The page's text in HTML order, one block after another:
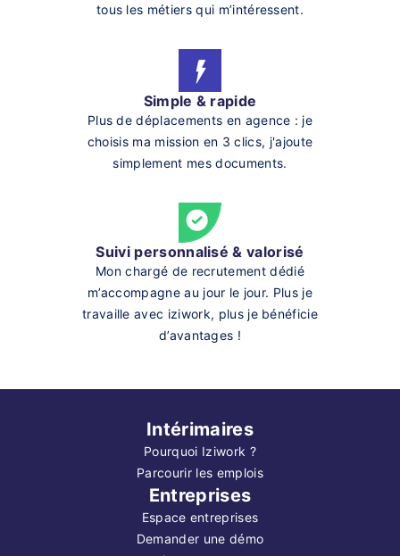
tous les métiers qui m’intéressent.
Simple & rapide
Plus de déplacements en agence : je
choisis ma mission en 3 clics, j'ajoute
simplement mes documents.
Suivi personnalisé & valorisé
Mon chargé de recrutement dédié
m’accompagne au jour le jour. Plus je
travaille avec iziwork, plus je bénéficie
d’avantages !
Intérimaires
Pourquoi Iziwork ?
Parcourir les emplois
Entreprises
Espace entreprises
Demander une démo